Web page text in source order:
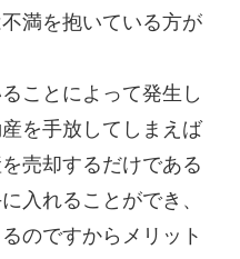
満を抱いている方が
ことによって発生し
を手放してしまえば
売却するだけである
入れることができ、
のですからメリット